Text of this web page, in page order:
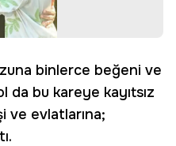
binlerce beğeni ve
da bu kareye kayıtsız
ve evlatlarına;